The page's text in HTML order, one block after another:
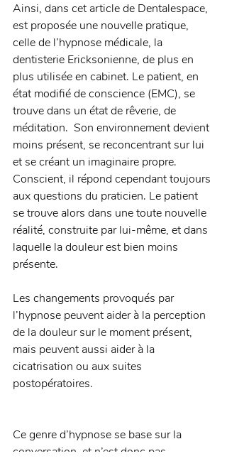
Ainsi, dans cet article de Dentalespace,
est proposée une nouvelle pratique,
celle de l’hypnose médicale, la
dentisterie Ericksonienne, de plus en
plus utilisée en cabinet. Le patient, en
état modifié de conscience (EMC), se
trouve dans un état de rêverie, de
méditation.  Son environnement devient
moins présent, se reconcentrant sur lui
et se créant un imaginaire propre.
Conscient, il répond cependant toujours
aux questions du praticien. Le patient
se trouve alors dans une toute nouvelle
réalité, construite par lui-même, et dans
laquelle la douleur est bien moins
présente.
Les changements provoqués par
l’hypnose peuvent aider à la perception
de la douleur sur le moment présent,
mais peuvent aussi aider à la
cicatrisation ou aux suites
postopératoires.
Ce genre d’hypnose se base sur la
conversation, et n’est donc pas